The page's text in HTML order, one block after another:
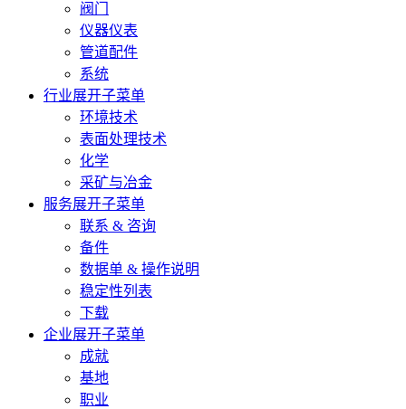
阀门
仪器仪表
管道配件
系统
行业展开子菜单
环境技术
表面处理技术
化学
采矿与冶金
服务展开子菜单
联系 & 咨询
备件
数据单 & 操作说明
稳定性列表
下载
企业展开子菜单
成就
基地
职业